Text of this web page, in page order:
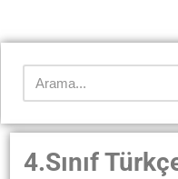
4.Sınıf